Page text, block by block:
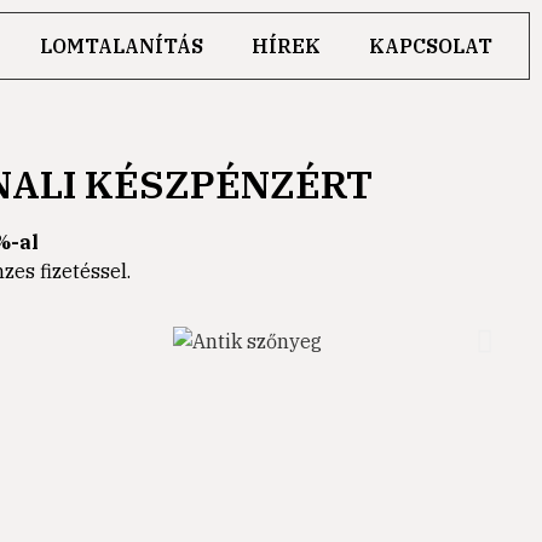
LOMTALANÍTÁS HÍREK KAPCSOLAT
KÉSZPÉNZÉRT
al
fizetéssel.